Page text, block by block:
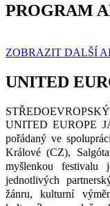
PROGRAM
ZOBRAZIT DALŠÍ
UNITED
UNITED EUROPE
pořádaný ve spolupráci
Králové (CZ),
myšlenkou
festivalu
jednotlivých
žánru,kulturní